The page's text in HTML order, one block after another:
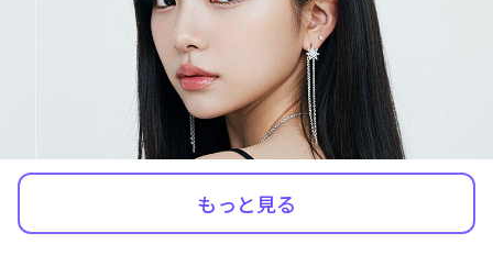
もっと見る